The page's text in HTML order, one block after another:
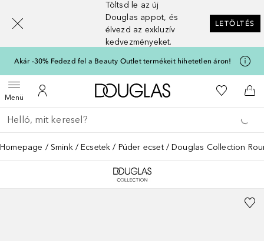
Töltsd le az új
Douglas appot, és
élvezd az exkluzív
kedvezményeket.
LETÖLTÉS
Akár -30% Fedezd fel a Beauty Outlet termékeit hihetetlen áron!
MenüMenü megnyitása
A fiókomhoz
A Douglas Főoldalra
A
Menj vissza
Keresés végrehajtása
Homepage Smink Ecsetek Púder ecset Douglas Collection
[navigation.slideout.screenreader]